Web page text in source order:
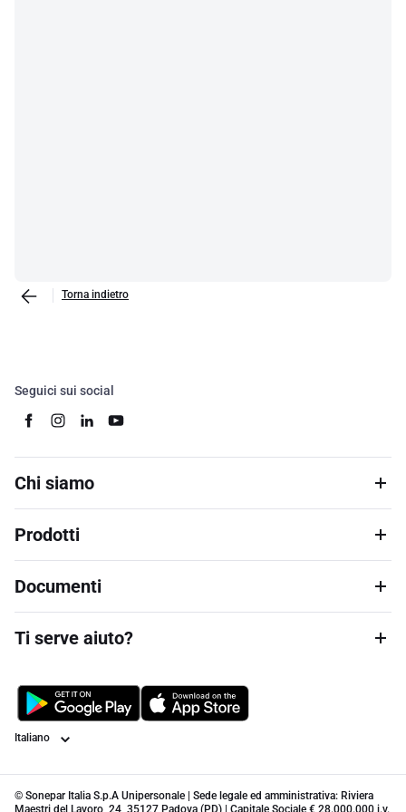
Torna indietro
Seguici sui social
Chi siamo
Prodotti
Documenti
Ti serve aiuto?
Lingua
© Sonepar Italia S.p.A Unipersonale | Sede legale ed amministrativa: Riviera
Maestri del Lavoro, 24, 35127 Padova (PD) | Capitale Sociale € 28.000.000 i.v.